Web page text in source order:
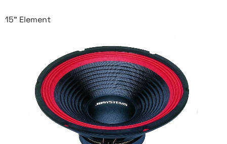
15" Element